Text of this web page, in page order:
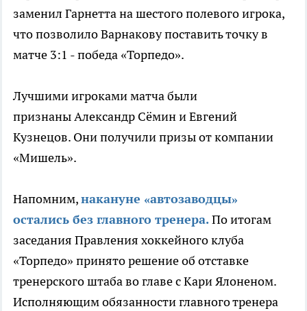
заменил Гарнетта на шестого полевого игрока,
что позволило Варнакову поставить точку в
матче 3:1 - победа «Торпедо».
Лучшими игроками матча были
признаны Александр Сёмин и Евгений
Кузнецов. Они получили призы от компании
«Мишель».
Напомним,накануне «автозаводцы»
остались без главного тренера.По итогам
заседания Правления хоккейного клуба
«Торпедо» принято решение об отставке
тренерского штаба во главе с Кари Ялоненом.
Исполняющим обязанности главного тренера